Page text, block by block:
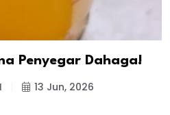
Penyegar Dahaga!
13 Jun, 2026